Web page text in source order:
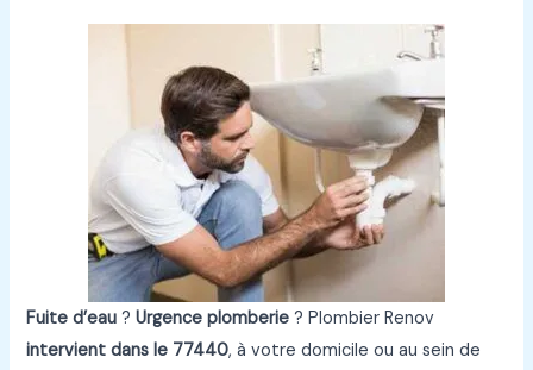
Fuite d’eau ?Urgence plomberie ? Plombier Renov
intervient dans le 77440, à votre domicile ou au sein de